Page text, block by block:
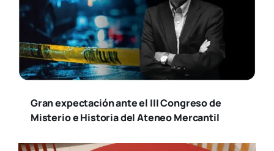
Gran expectación ante el III Congreso de
Misterio e Historia del Ateneo Mercantil